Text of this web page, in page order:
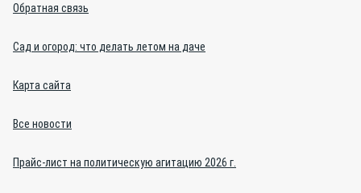
Обратная связь
Сад и огород: что делать летом на даче
Карта сайта
Все новости
Прайс-лист на политическую агитацию 2026 г.